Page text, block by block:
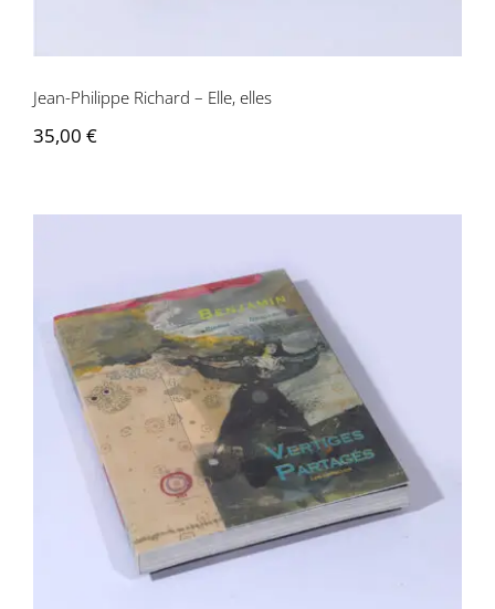
Jean-Philippe Richard – Elle, elles
35,00 €
Benjamin – Vertiges partagés